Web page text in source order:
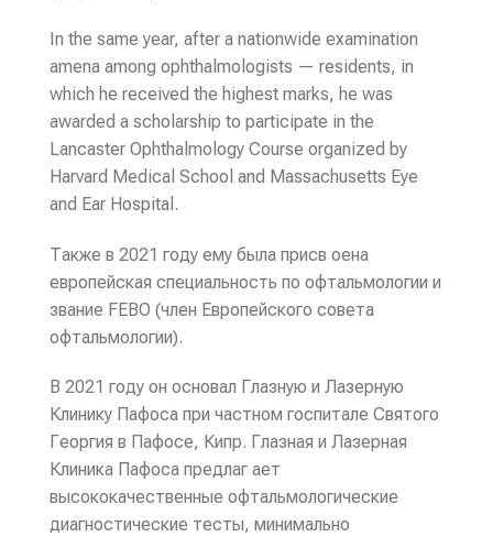
In the same year, after a nationwide examination
amena among ophthalmologists — residents, in
which he received the highest marks, he was
awarded a scholarship to participate in the
Lancaster Ophthalmology Course organized by
Harvard Medical School and Massachusetts Eye
and Ear Hospital.
Также в 2021 году ему была присв оена
европейская специальность по офтальмологии и
звание FEBO (член Европейского совета
офтальмологии).
В 2021 году он основал Глазную и Лазерную
Клинику Пафоса при частном госпитале Святого
Георгия в Пафосе, Кипр. Глазная и Лазерная
Клиника Пафоса предлаг ает
высококачественные офтальмологические
диагностические тесты, минимально